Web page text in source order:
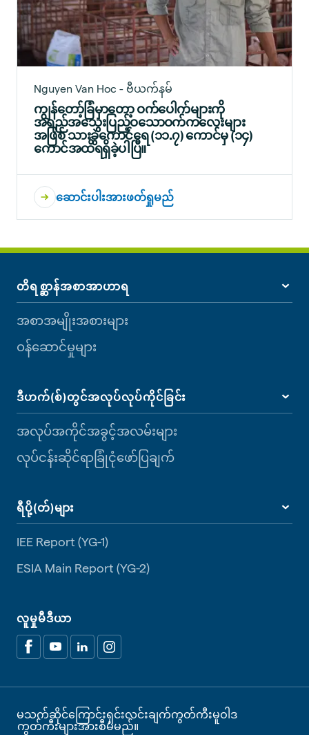
Nguyen Van Hoc - ဗီယက်နမ်
ကျွန်တော့်ခြံမှာတော့ ဝက်ပေါက်များကို
အရည်အသွေးပြည့်ဝသောဝက်ကလေးများ
အဖြစ် သားခွဲကောင်ရေ (၁၁.၇) ကောင်မှ (၁၄)
ကောင်အထိရရှိခဲ့ပါပြီ။
ဆောင်းပါးအားဖတ်ရှုမည်
တိရစ္ဆာန်အစာအာဟာရ
အစာအမျိုးအစားများ
ဝန်ဆောင်မှုများ
ဒီဟက်(စ်)တွင်အလုပ်လုပ်ကိုင်ခြင်း
အလုပ်အကိုင်အခွင့်အလမ်းများ
လုပ်ငန်းဆိုင်ရာခြုံငုံဖော်ပြချက်
ရီပို့(တ်)များ
IEE Report (YG-1)
ESIA Main Report (YG-2)
လူမှုမီဒီယာ
မသက်ဆိုင်ကြောင်းရှင်းလင်းချက်ကွတ်ကီးမူဝါဒ
ကွတ်ကီးများအားစီမံမည်။